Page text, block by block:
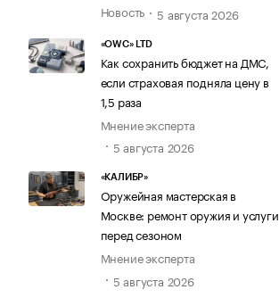
Новость
5 августа 2026
«OWC» LTD
Как сохранить бюджет на ДМС,
если страховая подняла цену в
1,5 раза
Мнение эксперта
5 августа 2026
«КАЛИБР»
Оружейная мастерская в
Москве: ремонт оружия и услуги
перед сезоном
Мнение эксперта
5 августа 2026